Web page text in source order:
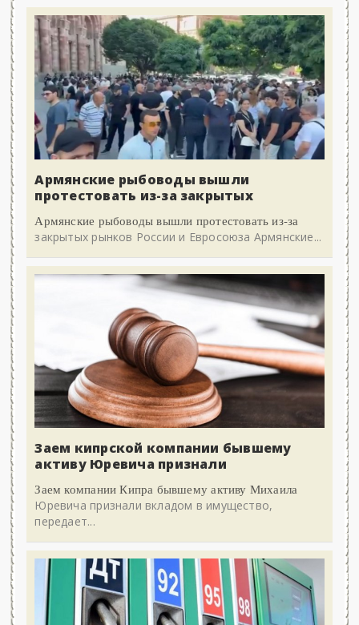
Армянские рыбоводы вышли
протестовать из-за закрытых
Армянские рыбоводы вышли протестовать из-за
закрытых рынков России и Евросоюза Армянские...
Заем кипрской компании бывшему
активу Юревича признали
Заем компании Кипра бывшему активу Михаила
Юревича признали вкладом в имущество,
передает...